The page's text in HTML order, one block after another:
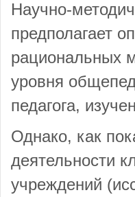
Научно-
предполагает
рациональных
уровня
педагога,
Однако, как
деятельности
учреждений